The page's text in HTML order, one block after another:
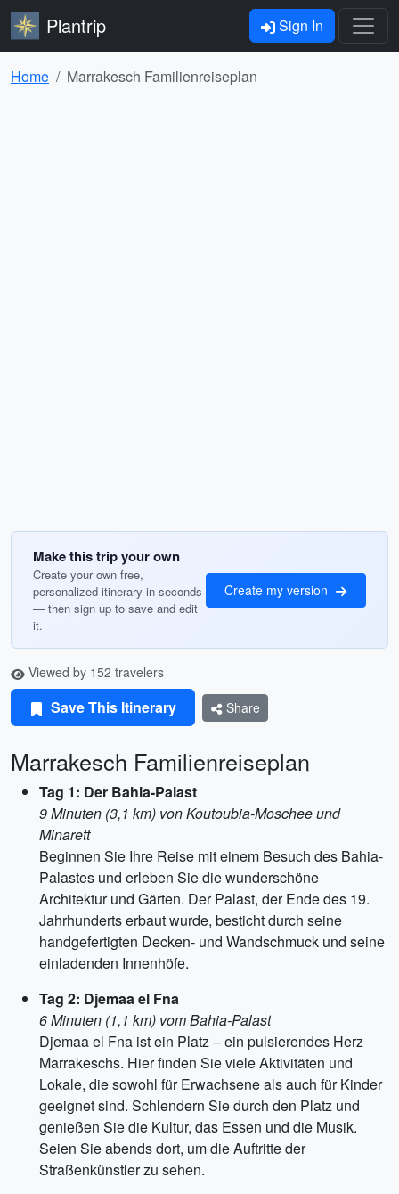
Plantrip Sign In
Home Marrakesch Familienreiseplan
Make this trip your own
Create your own free,
personalized itinerary in seconds
— then sign up to save and edit
it.
Create my version
Viewed by 152 travelers
Save This Itinerary Share
Marrakesch Familienreiseplan
Tag 1: Der Bahia-Palast
9 Minuten (3,1 km) von Koutoubia-Moschee und
Minarett
Beginnen Sie Ihre Reise mit einem Besuch des Bahia-
Palastes und erleben Sie die wunderschöne
Architektur und Gärten. Der Palast, der Ende des 19.
Jahrhunderts erbaut wurde, besticht durch seine
handgefertigten Decken- und Wandschmuck und seine
einladenden Innenhöfe.
Tag 2: Djemaa el Fna
6 Minuten (1,1 km) vom Bahia-Palast
Djemaa el Fna ist ein Platz – ein pulsierendes Herz
Marrakeschs. Hier finden Sie viele Aktivitäten und
Lokale, die sowohl für Erwachsene als auch für Kinder
geeignet sind. Schlendern Sie durch den Platz und
genießen Sie die Kultur, das Essen und die Musik.
Seien Sie abends dort, um die Auftritte der
Straßenkünstler zu sehen.